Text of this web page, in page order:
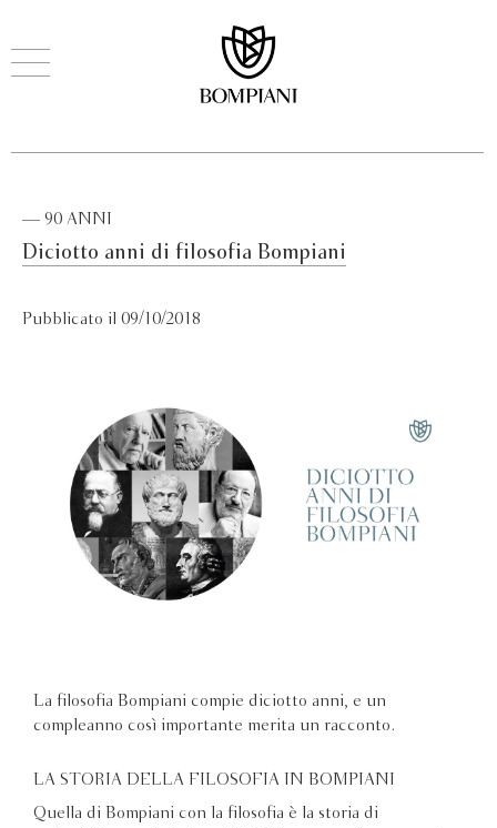
— 90 ANNI
Diciotto anni di filosofia Bompiani
Pubblicato il 09/10/2018
La filosofia Bompiani compie diciotto anni, e un
compleanno così importante merita un racconto.
LA STORIA DELLA FILOSOFIA IN BOMPIANI
Quella di Bompiani con la filosofia è la storia di